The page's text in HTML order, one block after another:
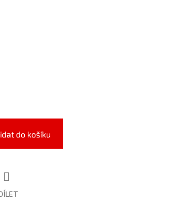
do košíku